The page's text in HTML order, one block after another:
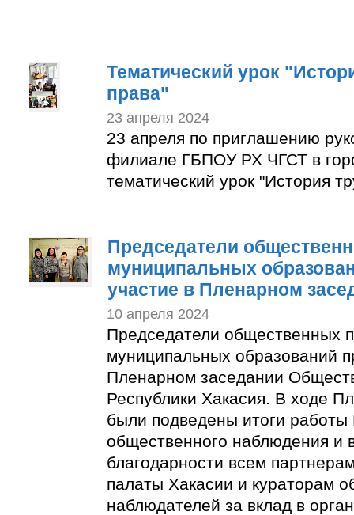
Тематический урок
права"
23 апреля 2024
23 апреля по приглашению
филиале ГБПОУ РХ ЧГСТ в
тематический урок "История
Председатели
муниципальных
участие в Пленарном
10 апреля 2024
Председатели общественных
муниципальных образований
Пленарном заседании
Республики Хакасия. В ходе
были подведены итоги работы
общественного наблюдения и
благодарности всем
палаты Хакасии и кураторам
наблюдателей за вклад в